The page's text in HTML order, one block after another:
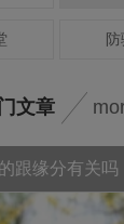
文章
跟缘分有关吗